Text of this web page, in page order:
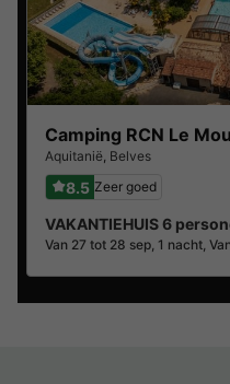
Aquitanië, Belves
8.5 Zeer goed
VAKANTIEHUIS 6
Van 27 tot 28 sep, 1 nacht,